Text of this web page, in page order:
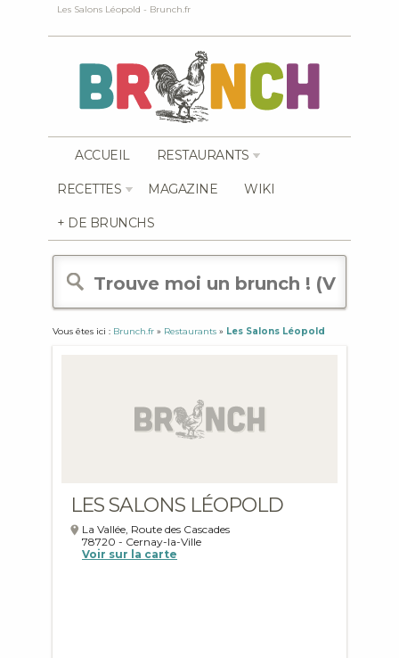
Les Salons Léopold - Brunch.fr
ACCUEIL RESTAURANTS
RECETTES MAGAZINE WIKI
+ DE BRUNCHS
Vous êtes ici : Brunch.fr » Restaurants » Les Salons Léopold
LES SALONS LÉOPOLD
La Vallée, Route des Cascades
78720 - Cernay-la-Ville
Voir sur la carte